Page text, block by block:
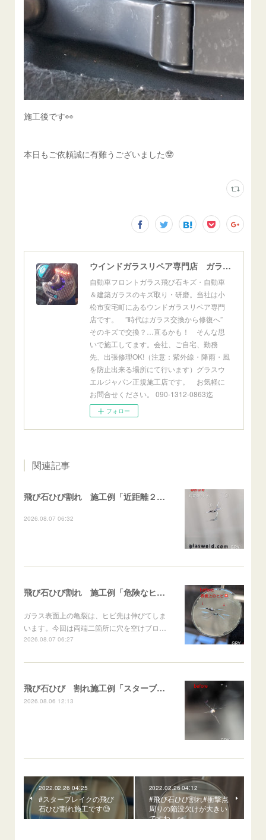
施工後です👀
本日もご依頼誠に有難うございました🤓
ウインドガラスリペア専門店 ガラスリペア・ヨシダ グラスウェルドジャパン 正規施工店 小松市
自動車フロントガラス飛び石キズ・自動車
＆建築ガラスのキズ取り・研磨。当社は小
松市安宅町にあるウンドガラスリペア専門
店です。 ”時代はガラス交換から修復へ”
そのキズで交換？…直るかも！ そんな思
いで施工してます。会社、ご自宅、勤務
先、出張修理OK!（注意：紫外線・降雨・風
を防止出来る場所にて行います）グラスウ
エルジャパン正規施工店です。 お気軽に
お問合せください。 090-1312-0863迄
フォロー
関連記事
飛び石ひび割れ 施工例「近距離２箇所・パーシャル系+ストレート系」CX-8
2026.08.07 06:32
飛び石ひび割れ 施工例「危険なヒビ🚨⚠️表面上亀裂」ジムニー
ガラス表面上の亀裂は、ヒビ先は伸びてしま
います。今回は両端二箇所に穴を空けブロ…
2026.08.07 06:27
飛び石ひび 割れ施工例「スターブレイク系」 フリード
2026.08.06 12:13
2022.02.26 04:25
#スターブレイクの飛び
石ひび割れ施工です🧐
2022.02.26 04:12
#飛び石ひび割れ#衝撃点
周りの陥没欠けが大きい
ですね…👀